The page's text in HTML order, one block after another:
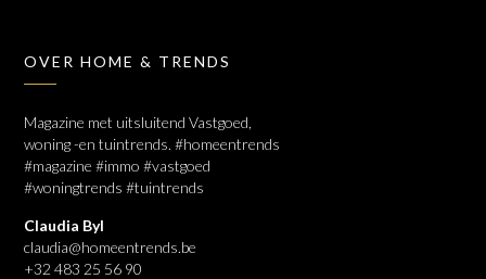
OVER HOME & TRENDS
Magazine met uitsluitend Vastgoed,
woning -en tuintrends. #homeentrends
#magazine #immo #vastgoed
#woningtrends #tuintrends
Claudia Byl
claudia@homeentrends.be
+32 483 25 56 90